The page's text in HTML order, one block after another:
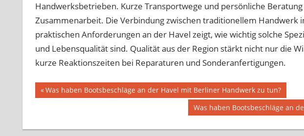
Handwerksbetrieben. Kurze Transportwege und persönliche
Zusammenarbeit. Die Verbindung zwischen traditionellem Handwerk
praktischen Anforderungen an der Havel zeigt, wie wichtig solche
und Lebensqualität sind. Qualität aus der Region stärkt nicht nur die
kurze Reaktionszeiten bei Reparaturen und Sonderanfertigungen.
Beitragsnavigation
Vorheriger
Was haben Bootsbeschläge an der Havel mit Berliner Handwerk zu tun?
Nächster
Beitrag:
Was haben Bootsbeschläge an